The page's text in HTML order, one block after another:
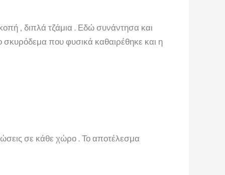
, διπλά τζάμια . Εδώ συνάντησα και
που φυσικά καθαιρέθηκε και η
σε κάθε χώρο . Το αποτέλεσμα